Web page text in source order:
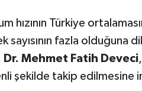
hızının Türkiye
sayısının fazla olduğuna
Dr. Mehmet Fatih Deveci
şekilde takip edilmesine